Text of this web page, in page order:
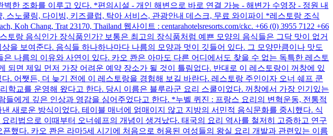
한 조화를 이루고 있다. *편의시설 - 개인 해변으로 바로 연결 가능 - 해변가 수영장 - 정원 내
스노쿨링, 다이빙, 키즈클럽, 탁아 서비스, 관광안내 데스크, 무료 와이파이 *레스토랑 조식
Chang, Trat 23170, Thailand 웹사이트 : centarahotelsresorts.com/ckc. +66 (0) 3955 7122 +66
토랑 음식인가 장식품인가? 보통은 최고의 장식품처럼 예쁜 모양의 음식들은 그닥 맛이 없거
을 보여준다. 음식들 하나하나마다 나름의 모양과 멋이 깃들어 있다. 그 모양만큼이나 맛도
나름의 이유와 사연이 있다. 카오 콴은 아마도 다른 어디에서도 찾을 수 없는 독특한 레스토
면 제일 먼저 가장 어려운 예약 장소가 될 것이 틀림없다. 반대로 이 레스토랑이 꺼창에 있
. 어쨋든, 더 늦기 전에 이 레스토랑을 경험해 보길 바란다. 레스토랑 주인이자 오너 쉐프 쿤
학교를 운영해 왔다고 한다. 당시 이름은 블루라군 요리 스쿨이었다. 꺼창에서 가장 인기있는
에게 깊은 인상과 영감을 심어주었다고 한다. *누벨 퀴진 : 프랑스 요리의 변혁운동, 전통적
새로운 방식이었다. 테이블 매너에 얽매이지 않고 지방의 서민적 음식문화를 중시했다. 식
리법으로 이때부터 오너쉐프의 개념이 생겨났다. 태국의 요리 역사를 철저히 고증하고 연구
했다. 카오 콴은 라마5세 시기에 처음으로 허용된 여성들의 왕실 요리 개발과 관련있는 이름